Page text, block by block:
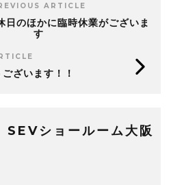
ARTICLE
日のほかに臨時休業がございま
す
ざいます！！
SEVショールーム大阪